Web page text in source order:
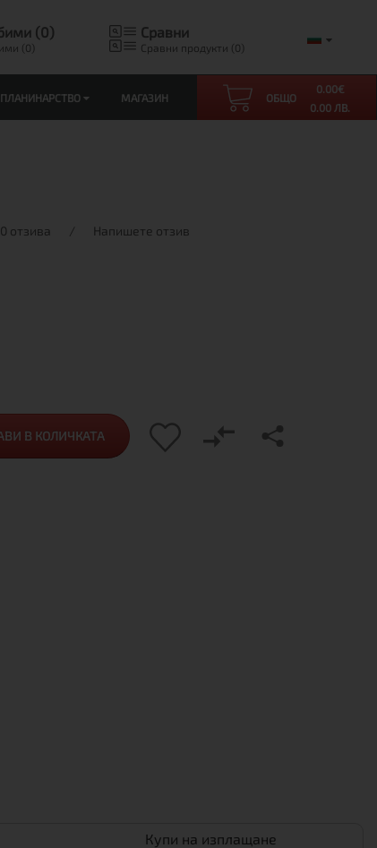
(0)
(0)
Сравни
Сравни продукти (0)
ПЛАНИНАРСТВО МАГАЗИН ОБЩО
0.00€
0.00 ЛВ.
0 отзива / Напишете отзив
В КОЛИЧКАТА
Купи на изплащане